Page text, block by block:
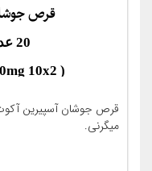
قرص
20 عدد قرص جوشان
( ASPIRIN® Akut 500mg 10x2)
قرص جوشان آسپیرین
میگرنی.